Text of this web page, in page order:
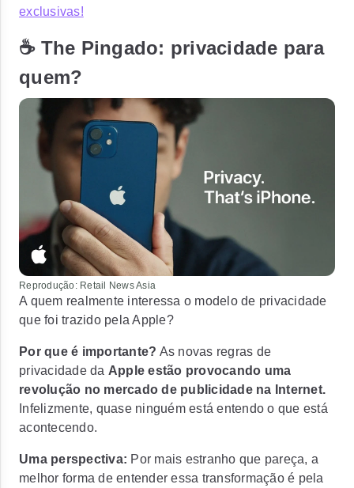
exclusivas!
☕ The Pingado: privacidade para
quem?
Reprodução: Retail News Asia
A quem realmente interessa o modelo de privacidade
que foi trazido pela Apple?
Por que é importante? As novas regras de
privacidade da Apple estão provocando uma
revolução no mercado de publicidade na Internet.
Infelizmente, quase ninguém está entendo o que está
acontecendo.
Uma perspectiva: Por mais estranho que pareça, a
melhor forma de entender essa transformação é pela